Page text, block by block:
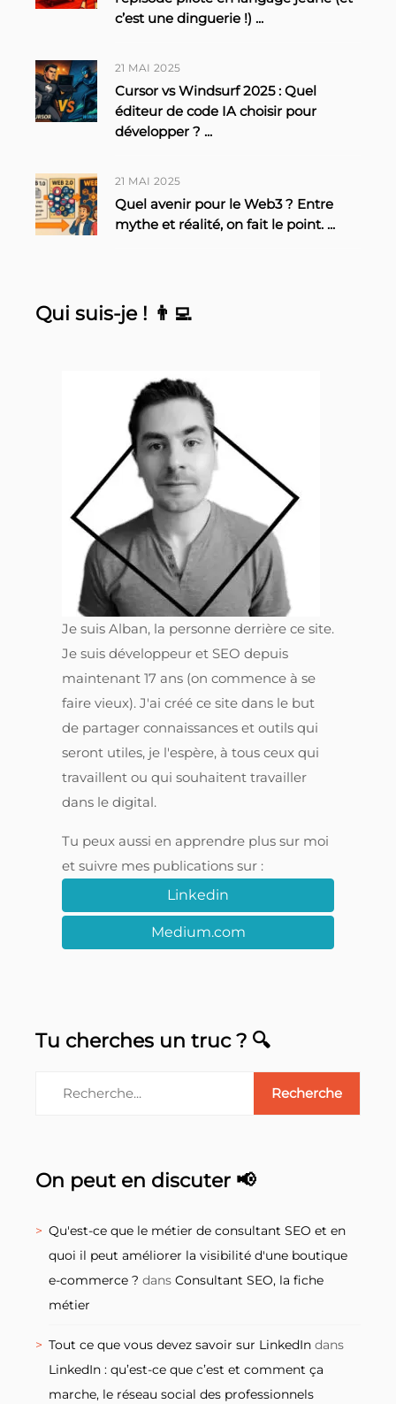
c’est une dinguerie !) ...
21 MAI 2025
Cursor vs Windsurf 2025 : Quel
éditeur de code IA choisir pour
développer ? ...
21 MAI 2025
Quel avenir pour le Web3 ? Entre
mythe et réalité, on fait le point. ...
Qui suis-je ! 👨‍💻
Je suis Alban, la personne derrière ce site.
Je suis développeur et SEO depuis
maintenant 17 ans (on commence à se
faire vieux). J'ai créé ce site dans le but
de partager connaissances et outils qui
seront utiles, je l'espère, à tous ceux qui
travaillent ou qui souhaitent travailler
dans le digital.
Tu peux aussi en apprendre plus sur moi
et suivre mes publications sur :
Linkedin
Medium.com
Tu cherches un truc ? 🔍
On peut en discuter 📢
Qu'est-ce que le métier de consultant SEO et en
quoi il peut améliorer la visibilité d'une boutique
e-commerce ? dans Consultant SEO, la fiche
métier
Tout ce que vous devez savoir sur LinkedIn dans
LinkedIn : qu’est-ce que c’est et comment ça
marche, le réseau social des professionnels